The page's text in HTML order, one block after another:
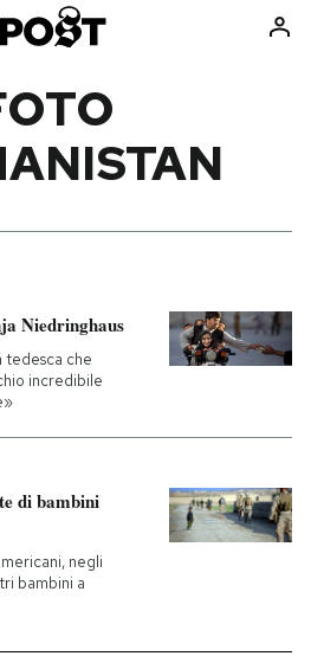
Libri
Ok Boomer!
Media
Altrecose
Niedringhaus
tedesca che
incredibile
di bambini
negli
bambini a